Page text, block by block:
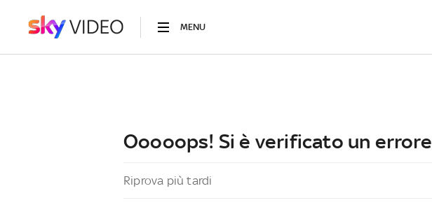
MENU
Ooooops! Si è verificato un errore
Riprova più tardi